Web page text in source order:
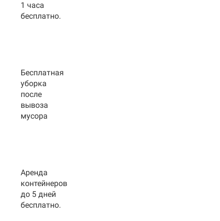
1 часа
бесплатно.
Бесплатная
уборка
после
вывоза
мусора
Аренда
контейнеров
до 5 дней
бесплатно.